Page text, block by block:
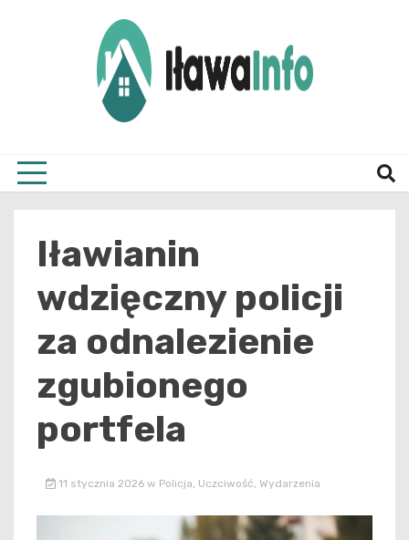
Iławianin
wdzięczny policji
za odnalezienie
zgubionego
portfela
11 stycznia 2026 w Policja, Uczciwość, Wydarzenia